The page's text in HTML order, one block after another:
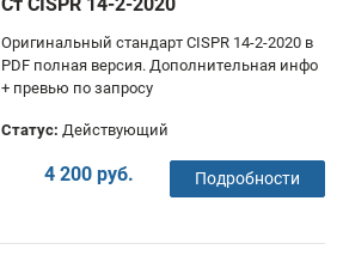
Оригинальный стандарт CISPR 14-2-2020 в
PDF полная версия. Дополнительная инфо
+ превью по запросу
Статус: Действующий
4 200 руб. Подробности